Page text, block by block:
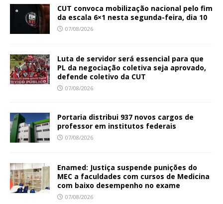
CUT convoca mobilização nacional pelo fim
da escala 6×1 nesta segunda-feira, dia 10
07/08/2026
Luta de servidor será essencial para que
PL da negociação coletiva seja aprovado,
defende coletivo da CUT
07/08/2026
Portaria distribui 937 novos cargos de
professor em institutos federais
07/08/2026
Enamed: Justiça suspende punições do
MEC a faculdades com cursos de Medicina
com baixo desempenho no exame
07/08/2026